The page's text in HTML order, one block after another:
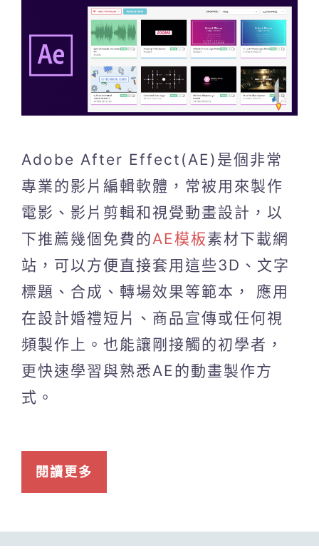
Adobe After Effect(AE)是個非常
專業的影片編輯軟體，常被用來製作
電影、影片剪輯和視覺動畫設計，以
下推薦幾個免費的AE模板素材下載網
站，可以方便直接套用這些3D、文字
標題、合成、轉場效果等範本， 應用
在設計婚禮短片、商品宣傳或任何視
頻製作上。也能讓剛接觸的初學者，
更快速學習與熟悉AE的動畫製作方
式。
閱讀更多